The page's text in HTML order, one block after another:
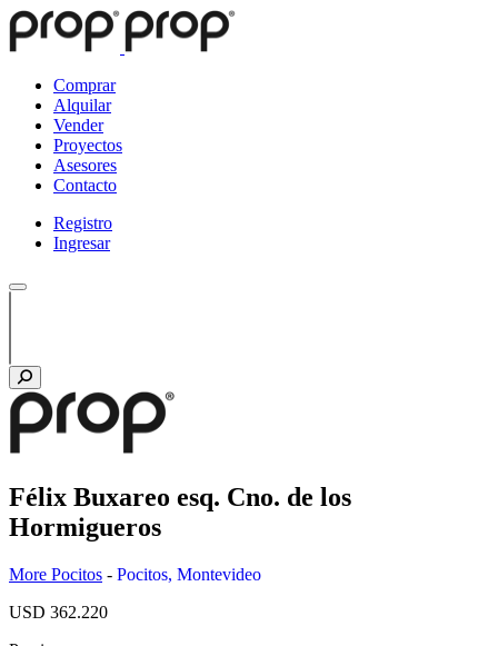
Comprar
Alquilar
Vender
Proyectos
Asesores
Contacto
Registro
Ingresar
Félix Buxareo esq. Cno. de los
Hormigueros
More Pocitos - Pocitos, Montevideo
USD 362.220